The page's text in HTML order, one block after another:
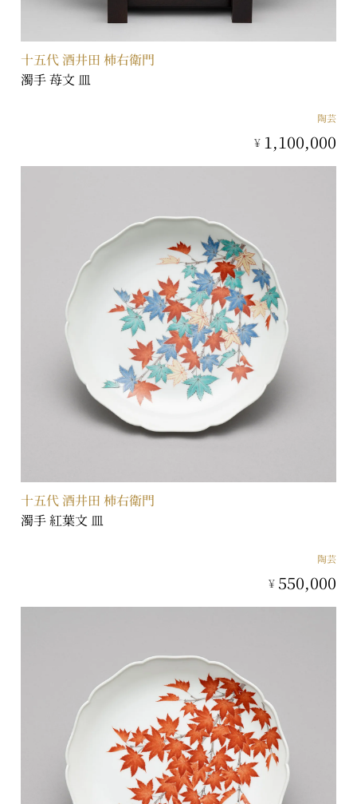
十五代 酒井田 柿右衛門
濁手 苺文 皿
陶芸
¥ 1,100,000
十五代 酒井田 柿右衛門
濁手 紅葉文 皿
陶芸
¥ 550,000